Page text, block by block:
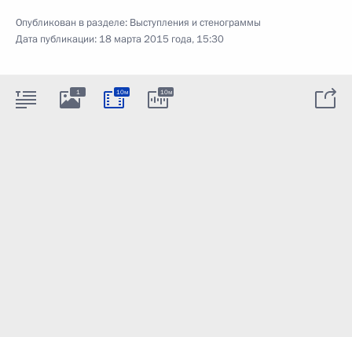
Опубликован в разделе: Выступления и стенограммы
Дата публикации: 18 марта 2015 года, 15:30
1 10м 10м